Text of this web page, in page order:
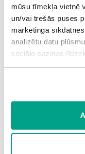
mūsu tīmekļa vietnē
un/vai trešās puses
mārketinga
analizētu datu
sociālo saziņas
Spiežot uz pogas
sīkdatnēm, kas
trešo pušu
vietnē, izņemot
izmantošanai nav
Eksāmens angļu
Eksāmens angļu
Eksāmens angļu
Angļu
Augstākā